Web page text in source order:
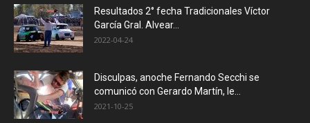
Resultados 2° fecha Tradicionales Víctor
García Gral. Alvear…
2022-04-24
Disculpas, anoche Fernando Secchi se
comunicó con Gerardo Martín, le...
2021-10-25